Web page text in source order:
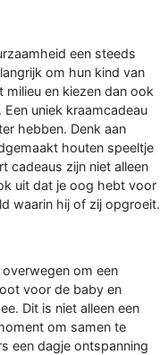
een steeds
om hun kind van
en kiezen dan ook
uniek kraamcadeau
hebben. Denk aan
houten speeltje
cadeaus zijn niet alleen
uit dat je oog hebt voor
waarin hij of zij opgroeit.
om een
voor de baby en
Dit is niet alleen een
om samen te
een dagje ontspanning